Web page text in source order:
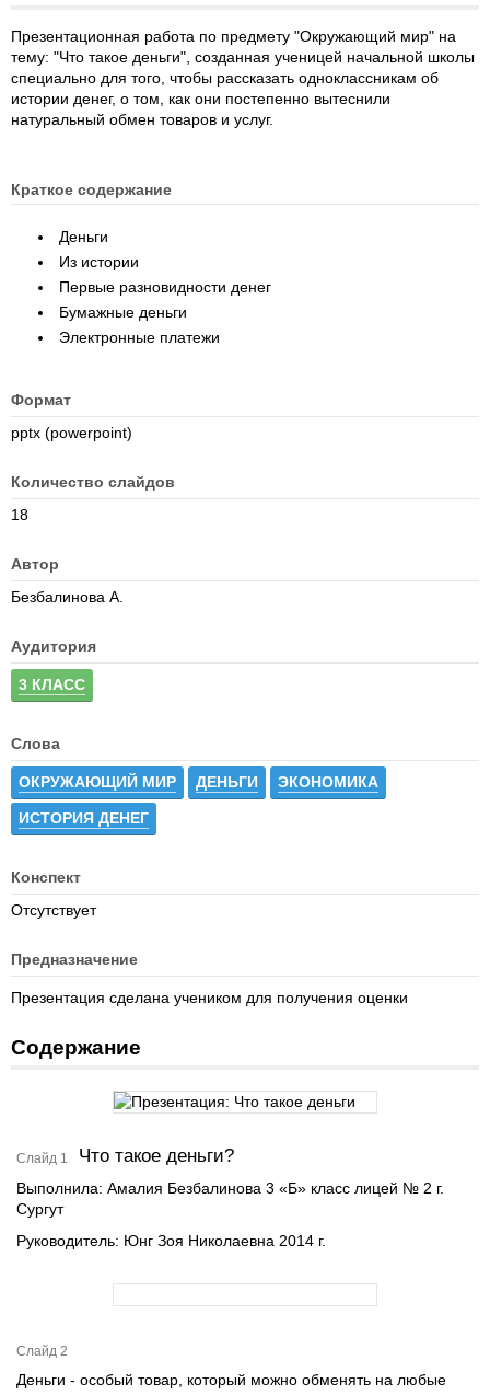
Презентационная работа по предмету "Окружающий мир" на
тему: "Что такое деньги", созданная ученицей начальной школы
специально для того, чтобы рассказать одноклассникам об
истории денег, о том, как они постепенно вытеснили
натуральный обмен товаров и услуг.
Краткое содержание
Деньги
Из истории
Первые разновидности денег
Бумажные деньги
Электронные платежи
Формат
pptx (powerpoint)
Количество слайдов
18
Автор
Безбалинова А.
Аудитория
3 КЛАСС
Слова
ОКРУЖАЮЩИЙ МИР ДЕНЬГИ ЭКОНОМИКА
ИСТОРИЯ ДЕНЕГ
Конспект
Отсутствует
Предназначение
Презентация сделана учеником для получения оценки
Содержание
Слайд 1 Что такое деньги?
Выполнила: Амалия Безбалинова 3 «Б» класс лицей № 2 г.
Сургут
Руководитель: Юнг Зоя Николаевна 2014 г.
Слайд 2
Деньги - особый товар, который можно обменять на любые